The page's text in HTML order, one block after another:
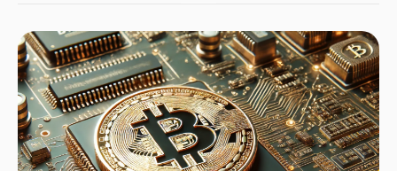
합류할까'러닝클럽' 노린 애플워치 '추억 소환' 비전프로크립토 투자자 유권자
되다... 미 대선 쟁점으로 부상하나그는 “남은 비트코인을 모두 미국에서
채굴해야 한다"면서 "이는 미국을 에너지 강국으로 만드는 데 도움이 될
것”이라고 말했습니다.&nbsp;비트코인 공급량은 약 2100만개로 제한돼
있습니다. 현재 약 90%의 비트코인이 채굴됐고 2140년에는 채굴이 모두
완료될 예정이죠. 중국을 때리며 공급망을 미국으로 돌렸던 트럼프 전
대통령이 이제는 비트코인 채굴을 모두 자국에서 해야 한다고 주장하는
것입니다.&nbsp;'비트코인&nbsp;메이드 인 USA'&nbsp;행보에 글로벌